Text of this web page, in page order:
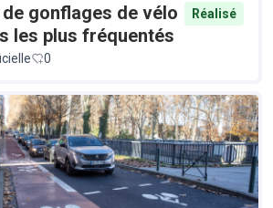
gonflages de vélo
les plus fréquentés
Réalisé
0